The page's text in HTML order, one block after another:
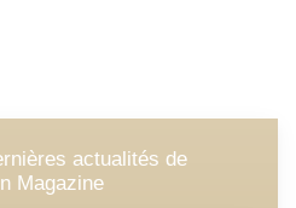
actualités de
Magazine